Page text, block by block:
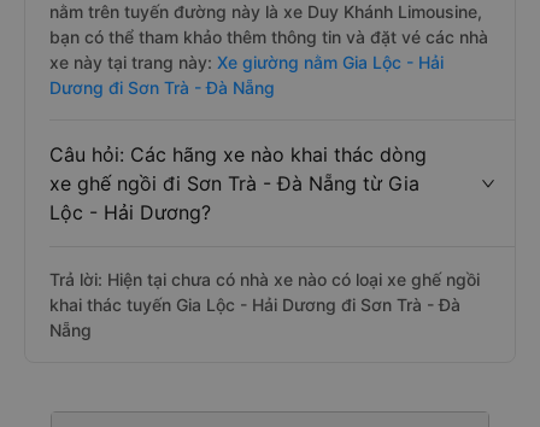
nằm trên tuyến đường này là xe Duy Khánh Limousine,
bạn có thể tham khảo thêm thông tin và đặt vé các nhà
xe này tại trang này: Xe giường nằm Gia Lộc - Hải
Dương đi Sơn Trà - Đà Nẵng
Câu hỏi: Các hãng xe nào khai thác dòng
xe ghế ngồi đi Sơn Trà - Đà Nẵng từ Gia
Lộc - Hải Dương?
Trả lời: Hiện tại chưa có nhà xe nào có loại xe ghế ngồi
khai thác tuyến Gia Lộc - Hải Dương đi Sơn Trà - Đà
Nẵng